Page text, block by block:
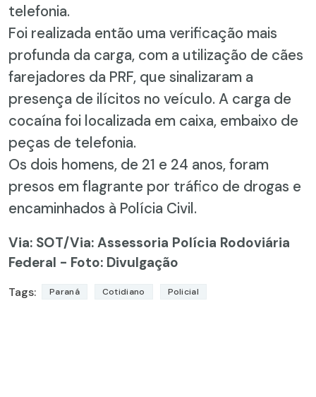
telefonia.
Foi realizada então uma verificação mais
profunda da carga, com a utilização de cães
farejadores da PRF, que sinalizaram a
presença de ilícitos no veículo. A carga de
cocaína foi localizada em caixa, embaixo de
peças de telefonia.
Os dois homens, de 21 e 24 anos, foram
presos em flagrante por tráfico de drogas e
encaminhados à Polícia Civil.
Via: SOT/Via: Assessoria Polícia Rodoviária
Federal - Foto: Divulgação
Tags: Paraná Cotidiano Policial